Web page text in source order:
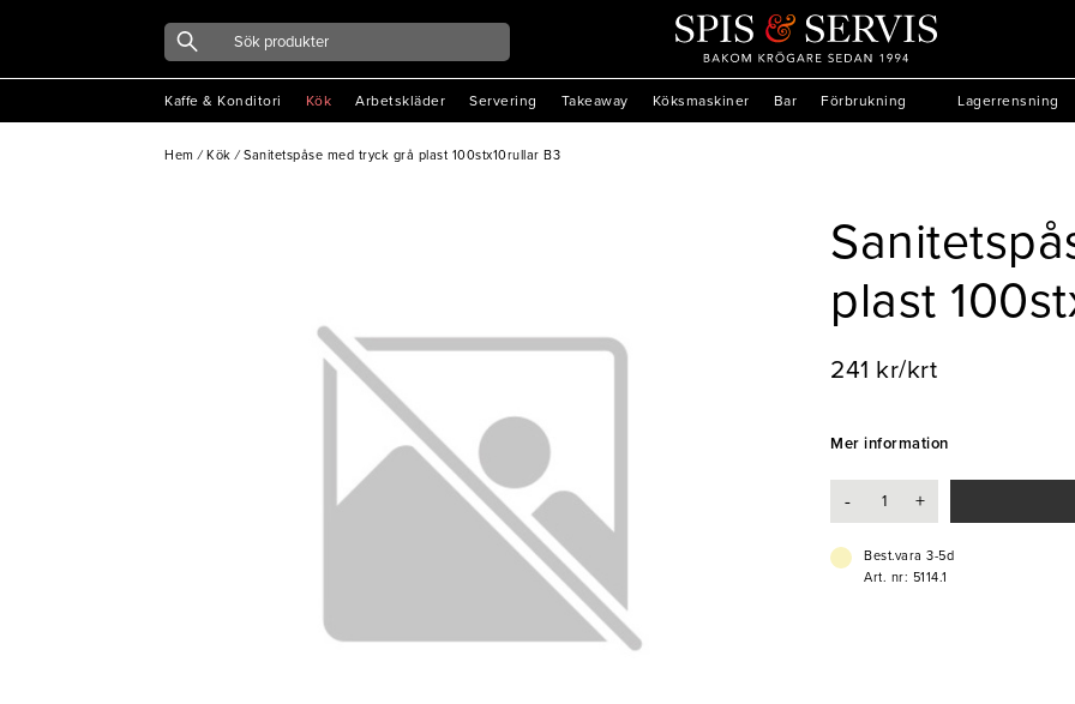
Kaffe & Konditori Kök Arbetskläder Servering Takeaway Köksmaskiner Bar Förbrukning Lagerrensning
Hem / Kök / Sanitetspåse med tryck grå plast 100stx10rullar B3
plast
241 kr/krt
Mer information
- +
Best.vara 3-5d
Art. nr: 5114.1